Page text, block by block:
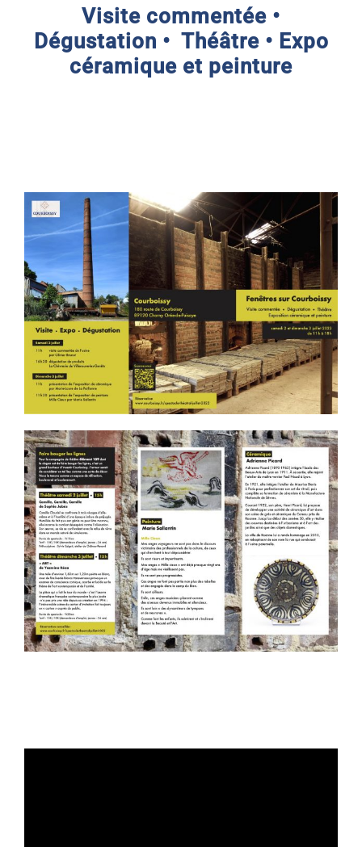
Visite commentée •
Dégustation • Théâtre • Expo
céramique et peinture